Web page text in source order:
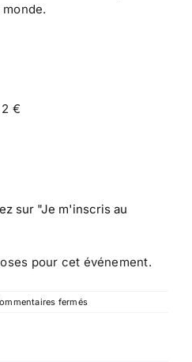
€
sur "Je m'inscris au
pour cet événement.
fermés